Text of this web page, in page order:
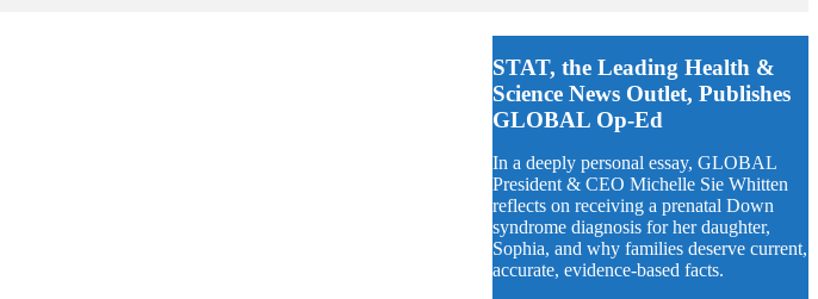
STAT, the Leading Health &
Science News Outlet, Publishes
GLOBAL Op-Ed
In a deeply personal essay, GLOBAL
President & CEO Michelle Sie Whitten
reflects on receiving a prenatal Down
syndrome diagnosis for her daughter,
Sophia, and why families deserve current,
accurate, evidence-based facts.